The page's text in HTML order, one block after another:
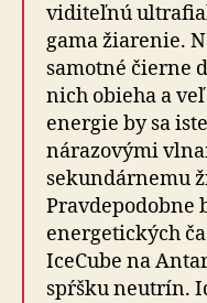
viditeľnú
gama žiarenie.
samotné čierne
nich obieha a
energie by sa
nárazovými
sekundárnemu
Pravdepodobne
energetických
IceCube na
spŕšku neutrín.